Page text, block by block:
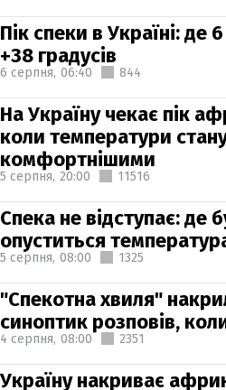
Пік спеки в Україні: де
+38 градусів
6 серпня, 06:40 844
На Україну чекає пік
коли температури
комфортнішими
5 серпня, 20:00 11516
Спека не відступає: де
опуститься
5 серпня, 08:00 1325
"Спекотна хвиля"
синоптик розповів,
4 серпня, 08:00 2351
Україну накриває